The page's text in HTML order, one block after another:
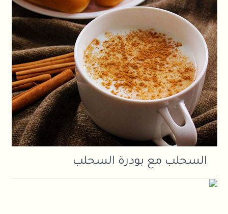
السحلب مع بودرة السحلب